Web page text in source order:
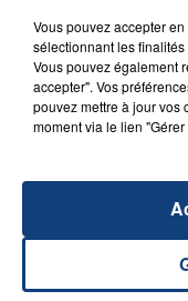
20 juillet 2026
OPÉRER DE LA
La famille a
reconnu sa
TITRES
Vous pouvez accepter
sélectionnant les
Vous pouvez également
accepter". Vos
pouvez mettre à jour vos
moment via le lien